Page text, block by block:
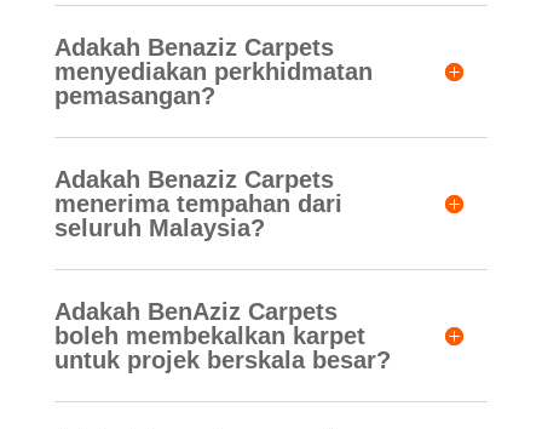
Adakah Benaziz Carpets
menyediakan perkhidmatan
pemasangan?
Adakah Benaziz Carpets
menerima tempahan dari
seluruh Malaysia?
Adakah BenAziz Carpets
boleh membekalkan karpet
untuk projek berskala besar?